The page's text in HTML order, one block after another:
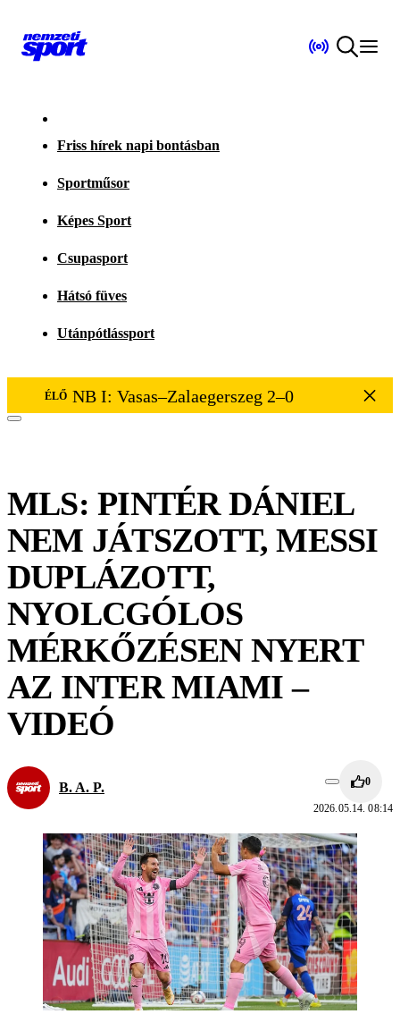
Friss hírek napi bontásban
Sportműsor
Képes Sport
Csupasport
Hátsó füves
Utánpótlássport
ÉLŐ NB I: Vasas–Zalaegerszeg 2–0
MLS: PINTÉR DÁNIEL
NEM JÁTSZOTT, MESSI
DUPLÁZOTT,
NYOLCGÓLOS
MÉRKŐZÉSEN NYERT
AZ INTER MIAMI –
VIDEÓ
B. A. P. 0
2026.05.14. 08:14